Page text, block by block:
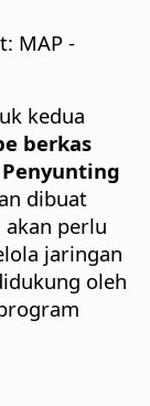
MAP -
kedua
berkas
Penyunting
dibuat
akan perlu
jaringan
oleh